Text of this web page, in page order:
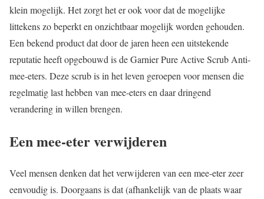
klein mogelijk. Het zorgt het er ook voor dat de mogelijke
littekens zo beperkt en onzichtbaar mogelijk worden gehouden.
Een bekend product dat door de jaren heen een uitstekende
reputatie heeft opgebouwd is de Garnier Pure Active Scrub Anti-
mee-eters. Deze scrub is in het leven geroepen voor mensen die
regelmatig last hebben van mee-eters en daar dringend
verandering in willen brengen.
Een mee-eter verwijderen
Veel mensen denken dat het verwijderen van een mee-eter zeer
eenvoudig is. Doorgaans is dat (afhankelijk van de plaats waar